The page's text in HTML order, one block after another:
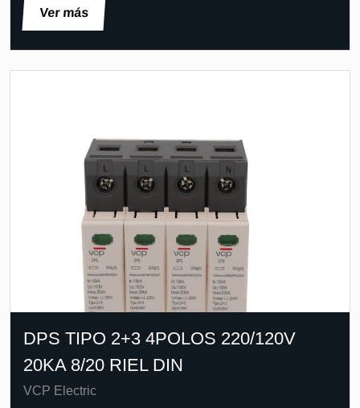
Ver más
DPS TIPO 2+3 4POLOS 220/120V
20KA 8/20 RIEL DIN
VCP Electric